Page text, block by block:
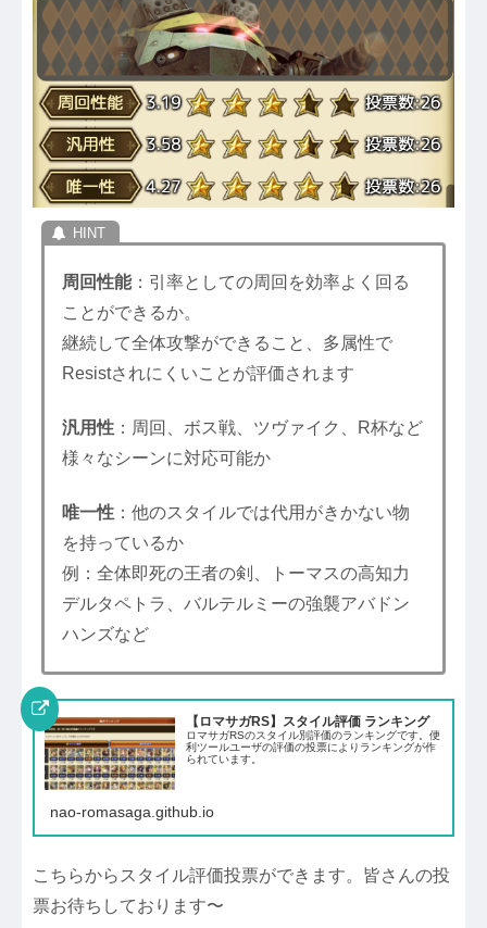
周回性能：引率としての周回を効率よく回る
ことができるか。
継続して全体攻撃ができること、多属性で
Resistされにくいことが評価されます
汎用性：周回、ボス戦、ツヴァイク、R杯など
様々なシーンに対応可能か
唯一性：他のスタイルでは代用がきかない物
を持っているか
例：全体即死の王者の剣、トーマスの高知力
デルタペトラ、バルテルミーの強襲アバドン
ハンズなど
【ロマサガRS】スタイル評価 ランキング
ロマサガRSのスタイル別評価のランキングです。便
利ツールユーザの評価の投票によりランキングが作
られています。
nao-romasaga.github.io
こちらからスタイル評価投票ができます。皆さんの投
票お待ちしております〜